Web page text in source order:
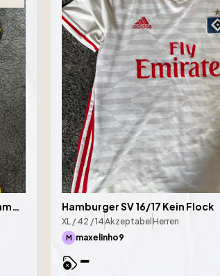
Borussia Dortmund 15/16 Pierre Emerick Aubameyang Hamburger SV 16/17 Kein Flock
XL / 42 / 14Akzeptabel Herren
M maxelinho9
-